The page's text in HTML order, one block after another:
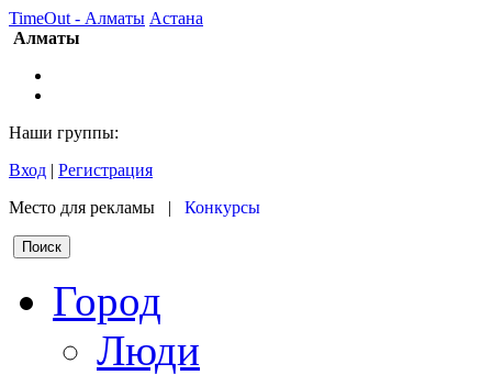
TimeOut - Алматы Астана
Алматы
Наши группы:
Вход | Регистрация
Место для рекламы | Конкурсы
Город
Люди